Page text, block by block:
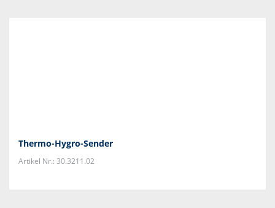
Thermo-Hygro-Sender
Artikel Nr.: 30.3211.02